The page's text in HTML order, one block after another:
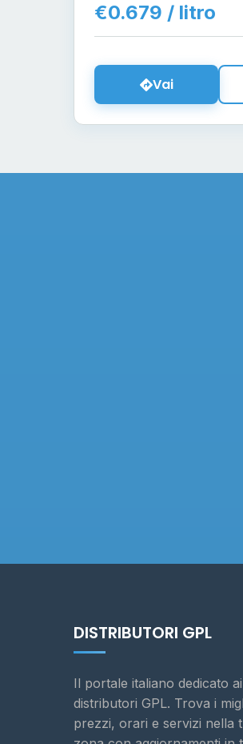
€0.679 / litro
Vai
DISTRIBUTORI GPL
Il portale italiano dedicato ai
distributori GPL. Trova i
prezzi, orari e servizi nella